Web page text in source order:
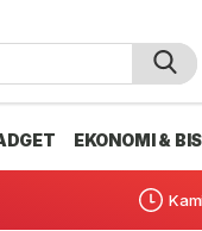
EKONOMI &